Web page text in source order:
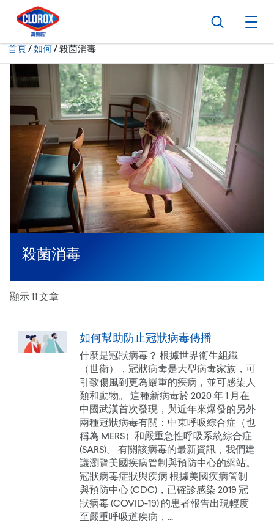
跳到主導航
跳轉至內容
跳到頁尾
搜尋
首頁/如何 現在:
殺菌消毒
殺菌消毒
顯示 11 文章
如何幫助防止冠狀病毒傳播
什麼是冠狀病毒？ 根據世界衛生組織
（世衛），冠狀病毒是大型病毒家族，可
引致傷風到更為嚴重的疾病，並可感染人
類和動物。 這種新病毒於 2020 年 1 月在
中國武漢首次發現，與近年來爆發的另外
兩種冠狀病毒有關：中東呼吸綜合症（也
稱為 MERS）和嚴重急性呼吸系統綜合症
(SARS)。 有關該病毒的最新資訊，我們建
議瀏覽美國疾病管制與預防中心的網站。
冠狀病毒症狀與疾病 根據美國疾病管制
與預防中心 (CDC)，已確診感染 2019 冠
狀病毒 (COVID-19) 的患者報告出現輕度
至嚴重呼吸道疾病，...